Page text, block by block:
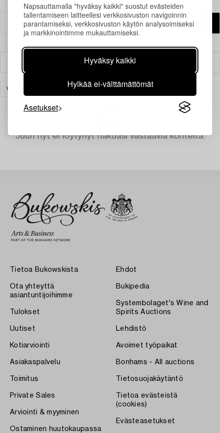
Napsauttamalla "hyväksy kaikki" suostut evästeiden
tallentamiseen laitteellesi verkkosivuston navigoinnin
parantamiseksi, verkkosivuston käytön analysoimiseksi
ja markkinointimme mukauttamiseksi.
Hyväksy kaikki
Hylkää ei-välttämättömät
Asetukset
Suodatin
VALAISIMET TYHJENNÄ KAIKKI
Juuri nyt ei löytynyt hakuasi vastaavia kohteita.
Tietoa Bukowskista
Ota yhteyttä
asiantuntijoihimme
Tulokset
Uutiset
Kotiarviointi
Asiakaspalvelu
Toimitus
Private Sales
Arviointi & myyminen
Ostaminen huutokaupassa
Ehdot
Bukipedia
Systembolaget's Wine and
Spirits Auctions
Lehdistö
Avoimet työpaikat
Bonhams - All auctions
Tietosuojakäytäntö
Tietoa evästeistä
(cookies)
Evästeasetukset